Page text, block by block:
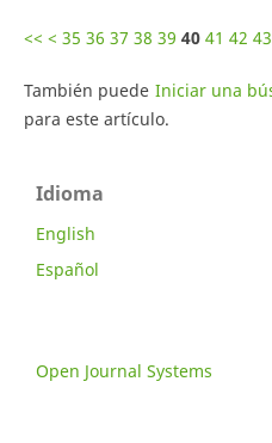
<< < 35 36 37 38 39 40 41 42 43
También puede Iniciar una
para este artículo.
Idioma
English
Español
Open Journal Systems